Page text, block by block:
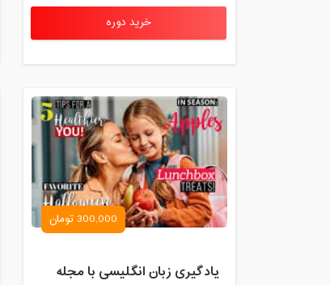
خرید دوره
300,000 تومان
یادگیری زبان انگلیسی با مجله